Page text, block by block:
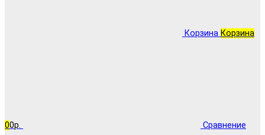
Корзина Корзина
00р. Сравнение